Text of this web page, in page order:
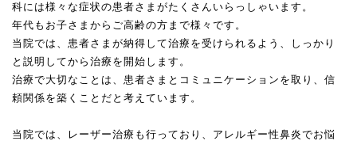
科には様々な症状の患者さまがたくさんいらっしゃいます。
年代もお子さまからご高齢の方まで様々です。
当院では、患者さまが納得して治療を受けられるよう、しっかり
と説明してから治療を開始します。
治療で大切なことは、患者さまとコミュニケーションを取り、信
頼関係を築くことだと考えています。
当院では、レーザー治療も行っており、アレルギー性鼻炎でお悩